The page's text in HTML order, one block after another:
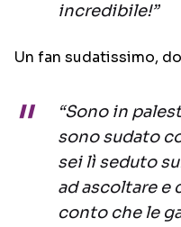
incredibile!”
Un fan sudatissimo,
“Sono in
sono sudato
sei lì seduto
ad ascoltare e
conto che le